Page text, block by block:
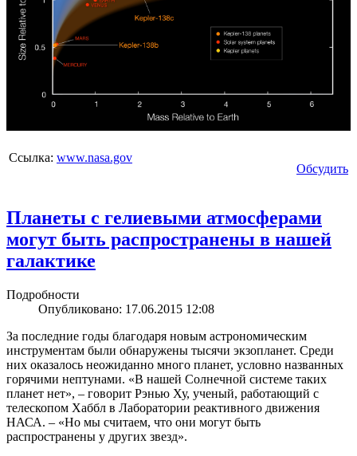
Ссылка: www.nasa.gov
Обсудить
Планеты с гелиевыми атмосферами
могут быть распространены в нашей
галактике
Подробности
Опубликовано: 17.06.2015 12:08
За последние годы благодаря новым астрономическим
инструментам были обнаружены тысячи экзопланет. Среди
них оказалось неожиданно много планет, условно названных
горячими нептунами. «В нашей Солнечной системе таких
планет нет», – говорит Рэнью Ху, ученый, работающий с
телескопом Хаббл в Лаборатории реактивного движения
НАСА. – «Но мы считаем, что они могут быть
распространены у других звезд».